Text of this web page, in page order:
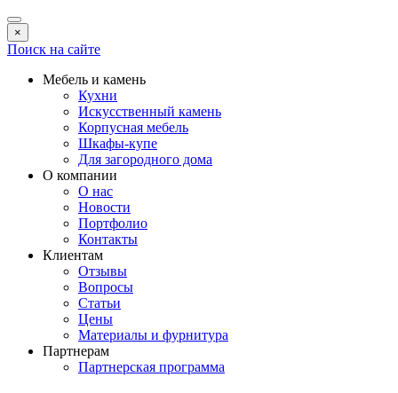
×
Поиск на сайте
Мебель и камень
Кухни
Искусственный камень
Корпусная мебель
Шкафы-купе
Для загородного дома
О компании
О нас
Новости
Портфолио
Контакты
Клиентам
Отзывы
Вопросы
Статьи
Цены
Материалы и фурнитура
Партнерам
Партнерская программа